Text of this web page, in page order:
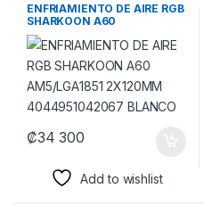
ENFRIAMIENTO DE AIRE RGB
SHARKOON A60
AM5/LGA1851 2X120MM
4044951042067 BLANCO
₡34 300
Add to wishlist